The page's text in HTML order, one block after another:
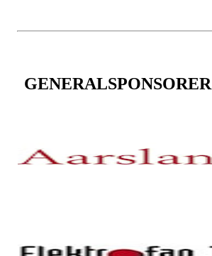
GENERALSPONSORER